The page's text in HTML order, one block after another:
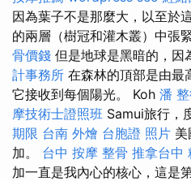
因為葉子不是那麼大，以至於
的兩層（樹冠和灌木叢）中張
骨價錢 但是地球是黑暗的，因
計事務所 在森林的頂部是由最
它接收到每個陽光。 Koh 潘
摩技術士證照班 Samui旅行，
期限 台南 外燴 台胞證 照片
加。 台中 按摩 整骨 推拿台中
加一直是我內心的核心，這是